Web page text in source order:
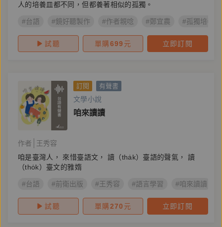
人的培養皿都不同，但都養著相似的孤獨。
#台語 #鏡好聽製作 #作者親唸 #鄭宜農 #孤獨培養皿
試聽 單購699 元 立即訂閱
訂閱 有聲書
文學小說
咱來讀讀
作者
王秀容
咱是臺灣人， 來惜臺語文， 讀（tha̍k）臺語的聲氣， 讀
（tho̍k）臺文的雅媠
#台語 #前衛出版 #王秀容 #語言學習 #咱來讀讀
試聽 單購270 元 立即訂閱